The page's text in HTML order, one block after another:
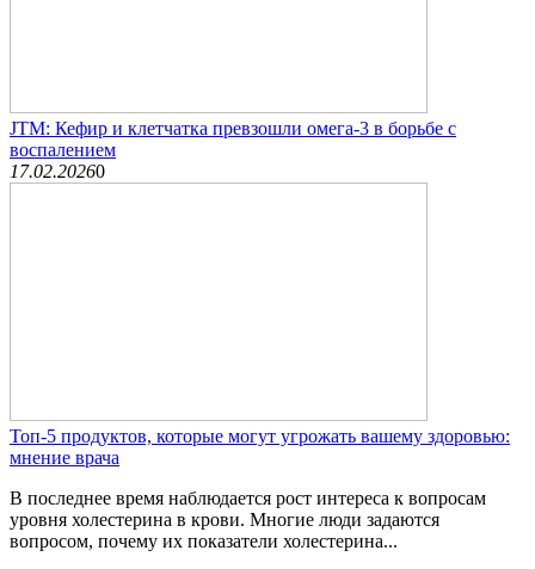
JTM: Кефир и клетчатка превзошли омега-3 в борьбе с
воспалением
17.02.20260
Топ-5 продуктов, которые могут угрожать вашему здоровью:
мнение врача
В последнее время наблюдается рост интереса к вопросам
уровня холестерина в крови. Многие люди задаются
вопросом, почему их показатели холестерина...